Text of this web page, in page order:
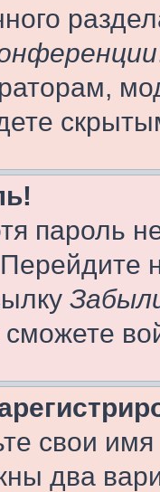
пароль
сможете
свои
два